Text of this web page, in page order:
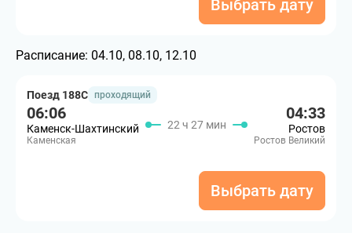
Выбрать дату
Расписание: 04.10, 08.10, 12.10
Поезд 188С проходящий
06:06
Каменск-Шахтинский
Каменская
22 ч 27 мин
04:33
Ростов
Ростов Великий
Выбрать дату